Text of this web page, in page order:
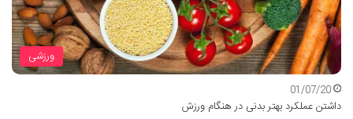
ورزشی
01/07/20
داشتن عملکرد بهتر بدنی در هنگام ورزش